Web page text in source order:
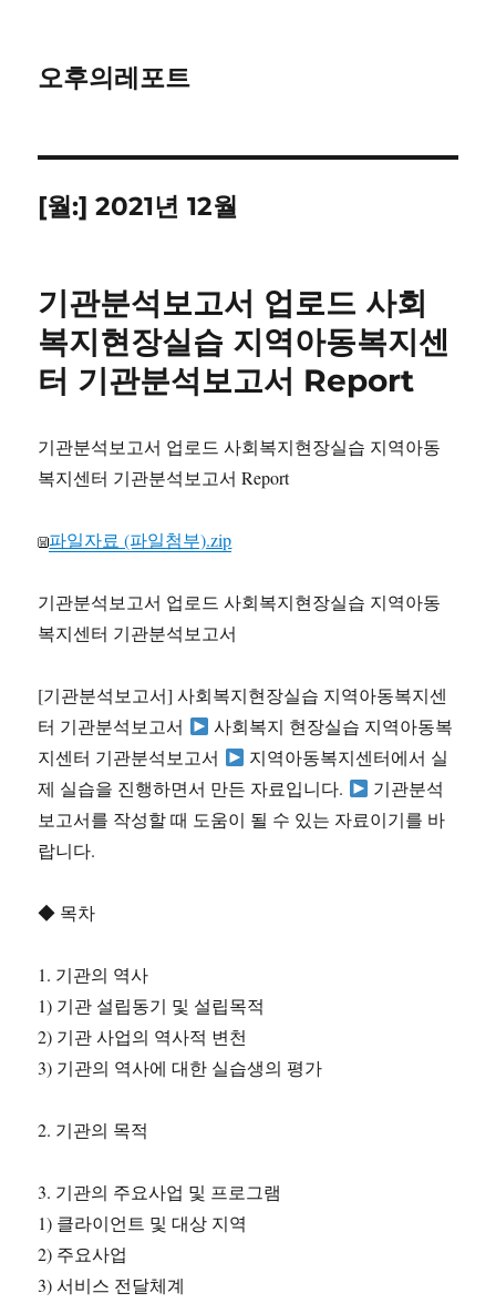
오후의레포트
[월:]2021년 12월
기관분석보고서 업로드 사회
복지현장실습 지역아동복지센
터 기관분석보고서 Report
기관분석보고서 업로드 사회복지현장실습 지역아동
복지센터 기관분석보고서 Report
파일자료 (파일첨부).zip
기관분석보고서 업로드 사회복지현장실습 지역아동
복지센터 기관분석보고서
[기관분석보고서] 사회복지현장실습 지역아동복지센
터 기관분석보고서
사회복지 현장실습 지역아동복
지센터 기관분석보고서
지역아동복지센터에서 실
제 실습을 진행하면서 만든 자료입니다.
기관분석
보고서를 작성할 때 도움이 될 수 있는 자료이기를 바
랍니다.
◆ 목차
1. 기관의 역사
1) 기관 설립동기 및 설립목적
2) 기관 사업의 역사적 변천
3) 기관의 역사에 대한 실습생의 평가
2. 기관의 목적
3. 기관의 주요사업 및 프로그램
1) 클라이언트 및 대상 지역
2) 주요사업
3) 서비스 전달체계